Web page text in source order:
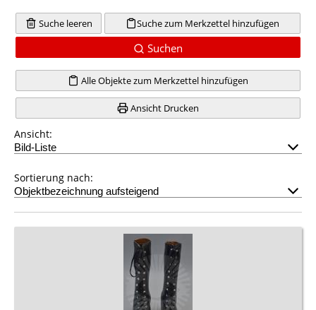
Suche leeren Suche zum Merkzettel hinzufügen
Suchen
Alle Objekte zum Merkzettel hinzufügen
Ansicht Drucken
Ansicht:
Sortierung nach: